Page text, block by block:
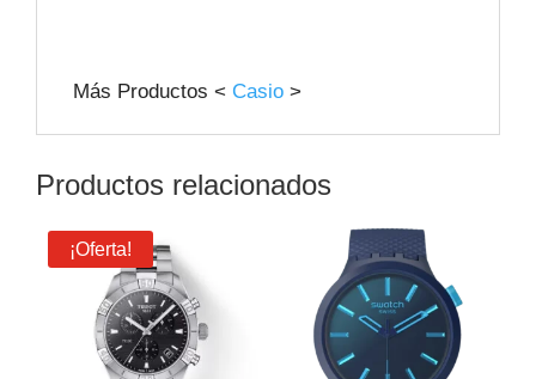
Más Productos < Casio >
Productos relacionados
¡Oferta!